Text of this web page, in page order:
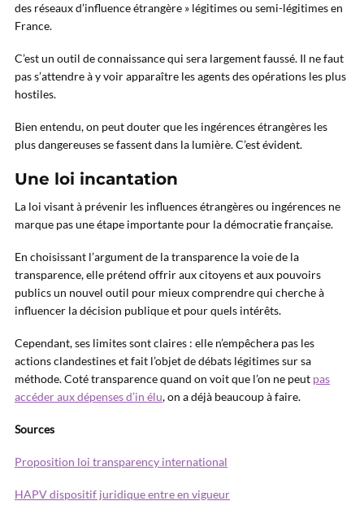
des réseaux d’influence étrangère » légitimes ou semi-légitimes en
France.
C’est un outil de connaissance qui sera largement faussé. Il ne faut
pas s’attendre à y voir apparaître les agents des opérations les plus
hostiles.
Bien entendu, on peut douter que les ingérences étrangères les
plus dangereuses se fassent dans la lumière. C’est évident.
Une loi incantation
La loi visant à prévenir les influences étrangères ou ingérences ne
marque pas une étape importante pour la démocratie française.
En choisissant l’argument de la transparence la voie de la
transparence, elle prétend offrir aux citoyens et aux pouvoirs
publics un nouvel outil pour mieux comprendre qui cherche à
influencer la décision publique et pour quels intérêts.
Cependant, ses limites sont claires : elle n’empêchera pas les
actions clandestines et fait l’objet de débats légitimes sur sa
méthode. Coté transparence quand on voit que l’on ne peut pas
accéder aux dépenses d’in élu, on a déjà beaucoup à faire.
Sources
Proposition loi transparency international
HAPV dispositif juridique entre en vigueur